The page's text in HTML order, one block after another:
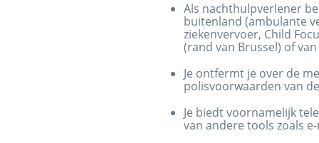
Als nachthulpverlener
buitenland (ambulante
ziekenvervoer, Child
(rand van Brussel) of
Je ontfermt je over de
polisvoorwaarden van
Je biedt voornamelijk
van andere tools zoals